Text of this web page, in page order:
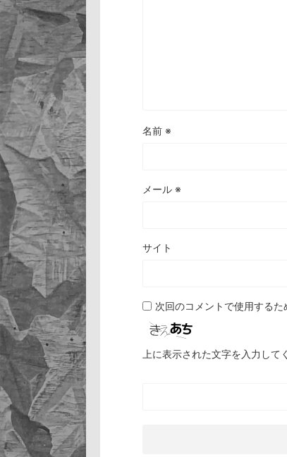
名前 ※
メール ※
サイト
次回のコメントで使用する
上に表示された文字を入力して